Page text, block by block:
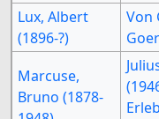
Lux, Albert
(1896-?)
Von
Marcuse,
Bruno (1878-